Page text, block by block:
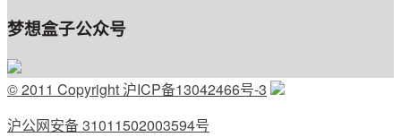
梦想盒子公众号
© 2011 Copyright 沪ICP备13042466号-3
沪公网安备 31011502003594号